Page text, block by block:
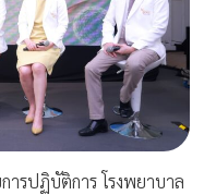
รปฏิบัติการ โรงพยาบาล